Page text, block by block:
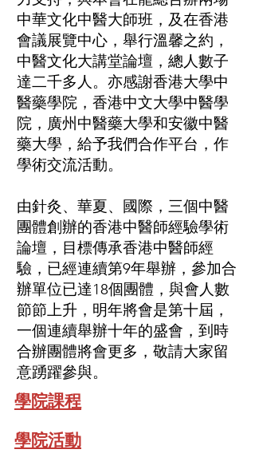
中華文化中醫大師班，及在香港
會議展覽中心，舉行溫馨之約，
中醫文化大講堂論壇，總人數子
達二千多人。亦感謝香港大學中
醫藥學院，香港中文大學中醫學
院，廣州中醫藥大學和安徽中醫
藥大學，給予我們合作平台，作
學術交流活動。
由針灸、華夏、國際，三個中醫
團體創辦的香港中醫師經驗學術
論壇，目標傳承香港中醫師經
驗，已經連續第9年舉辦，參加合
辦單位已達18個團體，與會人數
節節上升，明年將會是第十屆，
一個連續舉辦十年的盛會，到時
合辦團體將會更多，敬請大家留
意踴躍參與。
學院課程
學院活動